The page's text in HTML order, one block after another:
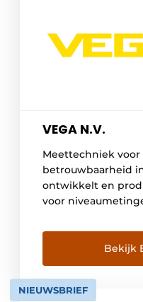
VEGA N.V.
Meettechniek voor
betrouwbaarheid
ontwikkelt en
voor
worden
daarom is het
meettechnieken
worden ter
Bekijk
NIEUWSBRIEF